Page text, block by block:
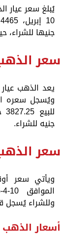
جنيها للشراء،
سعر الذهب
جنيه للشراء.
سعر
ويأتي سعر
وللشراء يُسجل قبمة
أسعار الذهب